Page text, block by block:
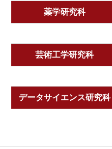
薬学研究科
芸術工学研究科
データサイエンス研究科